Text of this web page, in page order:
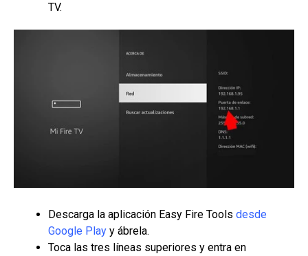
TV.
Descarga la aplicación Easy Fire Tools desde
Google Play y ábrela.
Toca las tres líneas superiores y entra en